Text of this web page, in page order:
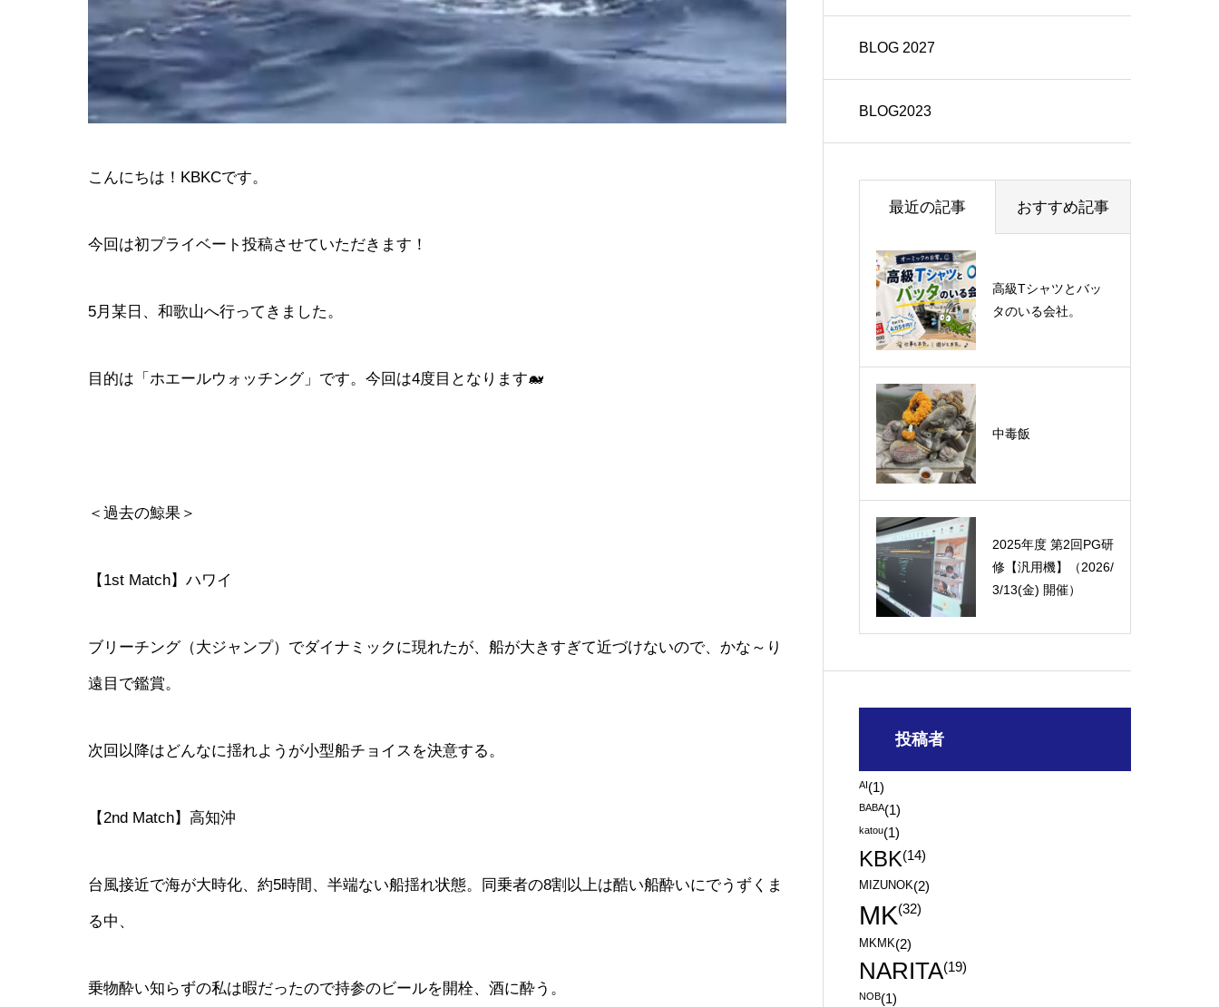
こんにちは！KBKCです。
今回は初プライベート投稿させていただきます！
5月某日、和歌山へ行ってきました。
目的は「ホエールウォッチング」です。 今回は4度目となります🐋
＜過去の鯨果＞
【1st Match】ハワイ
ブリーチング（大ジャンプ）でダイナミックに現れたが、船が大きすぎて近づけないので、かな～り
遠目で鑑賞。
次回以降はどんなに揺れようが小型船チョイスを決意する。
【2nd Match】高知沖
台風接近で海が大時化、約5時間、半端ない船揺れ状態。同乗者の8割以上は酷い船酔いにでうずくま
る中、
乗物酔い知らずの私は暇だったので持参のビールを開栓、酒に酔う。
BLOG 2027
BLOG2023
最近の記事 おすすめ記事
高級Tシャツとバッ
タのいる会社。
中毒飯
2025年度 第2回PG研
修【汎用機】（2026/
3/13(金) 開催）
く旅に行って来まし
た！（秋保温泉）
月入社式
投稿者
AI(1)
BABA(1)
katou(1)
KBK(14)
MIZUNOK(2)
MK(32)
MKMK(2)
NARITA(19)
NOB(1)